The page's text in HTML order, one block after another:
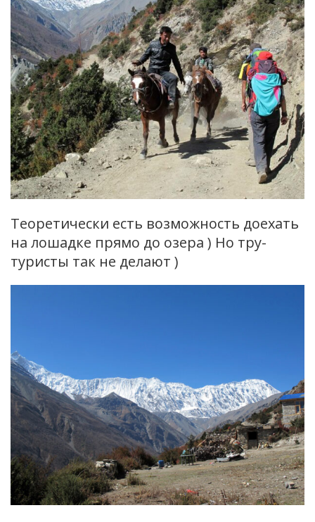
Теоретически есть возможность доехать
на лошадке прямо до озера ) Но тру-
туристы так не делают )